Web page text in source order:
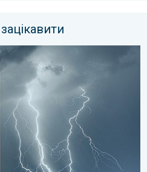
розпізнати грозу?. . .